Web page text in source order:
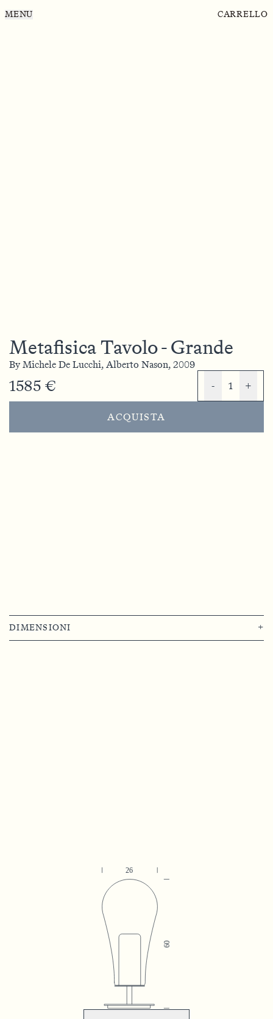
MENU CARRELLO
Metafisica Tavolo - Grande
By Michele De Lucchi, Alberto Nason, 2009
1585 € - 1 +
ACQUISTA
DIMENSIONI +